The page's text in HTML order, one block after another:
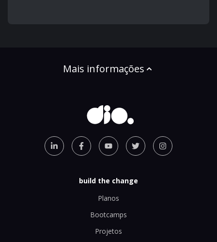
Mais informações
build the change
Planos
Bootcamps
Projetos